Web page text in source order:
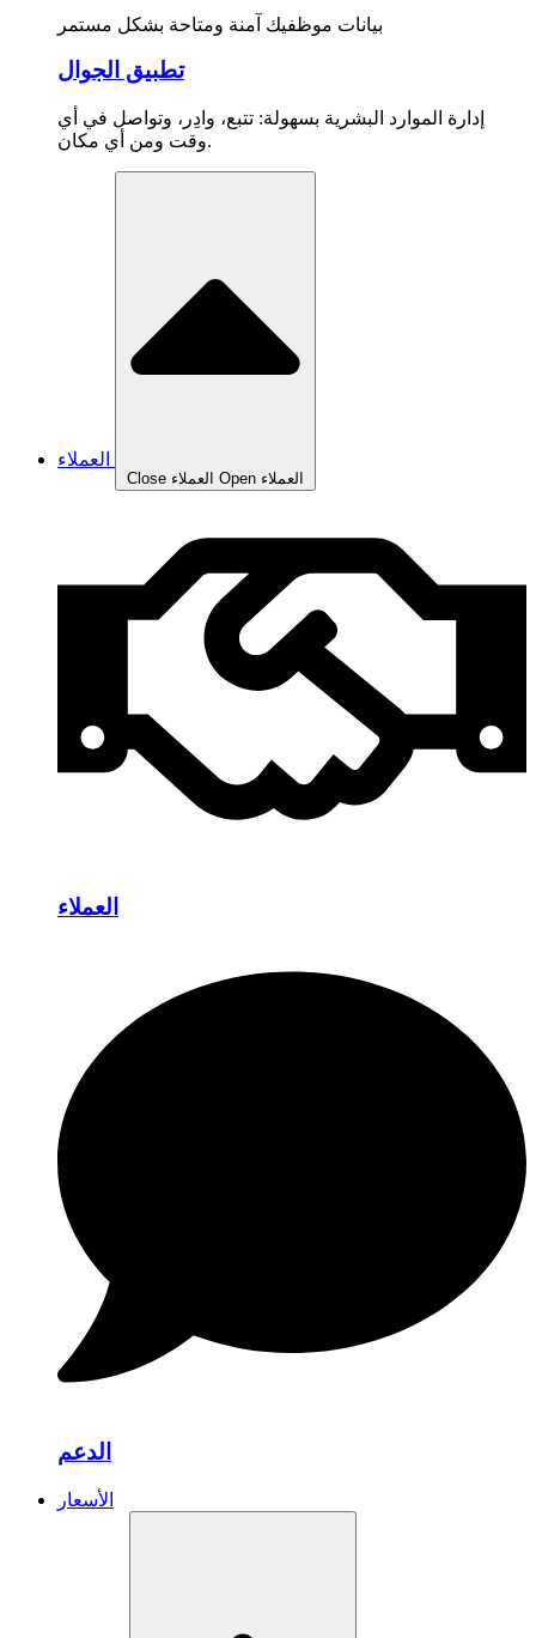
بيانات موظفيك آمنة ومتاحة بشكل مستمر
تطبيق الجوال
إدارة الموارد البشرية بسهولة: تتبع، وادِر، وتواصل في أي
وقت ومن أي مكان.
Close العملاء Open العملاء
العملاء
الدعم
الأسعار